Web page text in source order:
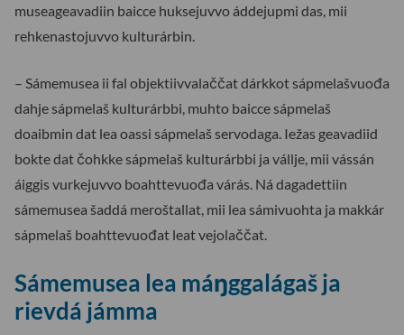
museageavadiin baicce huksejuvvo áddejupmi das, mii
rehkenastojuvvo kulturárbin.
– Sámemusea ii fal objektiivvalaččat dárkkot sápmelašvuođa
dahje sápmelaš kulturárbbi, muhto baicce sápmelaš
doaibmin dat lea oassi sápmelaš servodaga. Iežas geavadiid
bokte dat čohkke sápmelaš kulturárbbi ja vállje, mii vássán
áiggis vurkejuvvo boahttevuođa várás. Ná dagadettiin
sámemusea šaddá meroštallat, mii lea sámivuohta ja makkár
sápmelaš boahttevuođat leat vejolaččat.
Sámemusea lea máŋggalágaš ja
rievdá jámma